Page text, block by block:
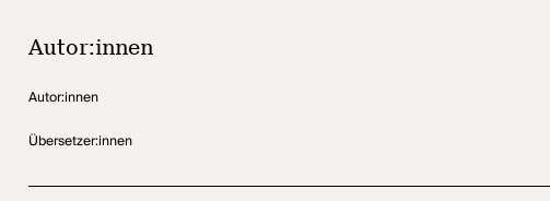
Autor:innen
Autor:innen
Übersetzer:innen